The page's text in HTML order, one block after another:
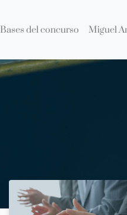
Bases del concurso Miguel